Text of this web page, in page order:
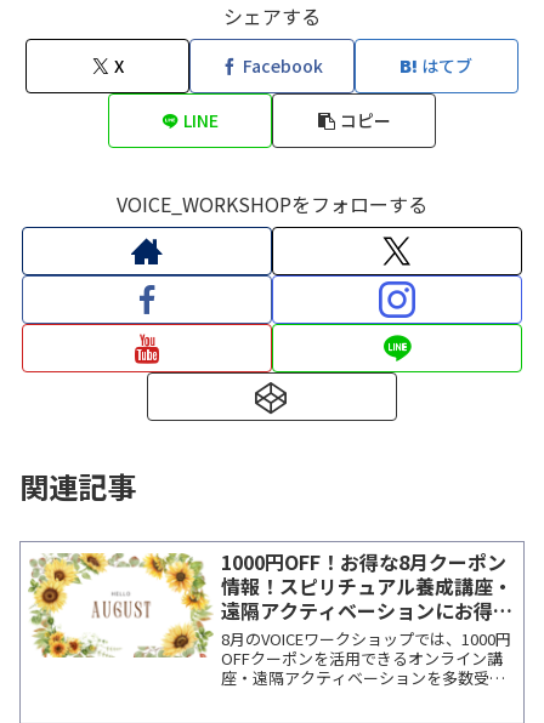
シェアする
X Facebook はてブ
LINE コピー
VOICE_WORKSHOPをフォローする
関連記事
1000円OFF！お得な8月クーポン
情報！スピリチュアル養成講座・
遠隔アクティベーションにお得に
参加
8月のVOICEワークショップでは、1000円
OFFクーポンを活用できるオンライン講
座・遠隔アクティベーションを多数受付